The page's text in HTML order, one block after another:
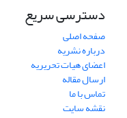
دسترسی سریع
صفحه اصلی
درباره نشریه
اعضای هیات تحریریه
ارسال مقاله
تماس با ما
نقشه سایت